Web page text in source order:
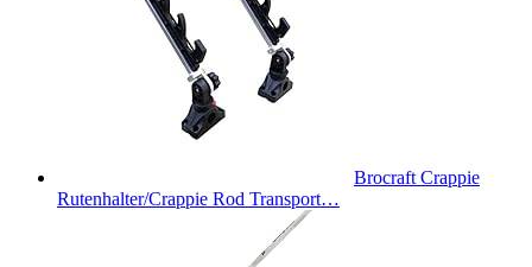
Brocraft Crappie
Rutenhalter/Crappie Rod Transport…